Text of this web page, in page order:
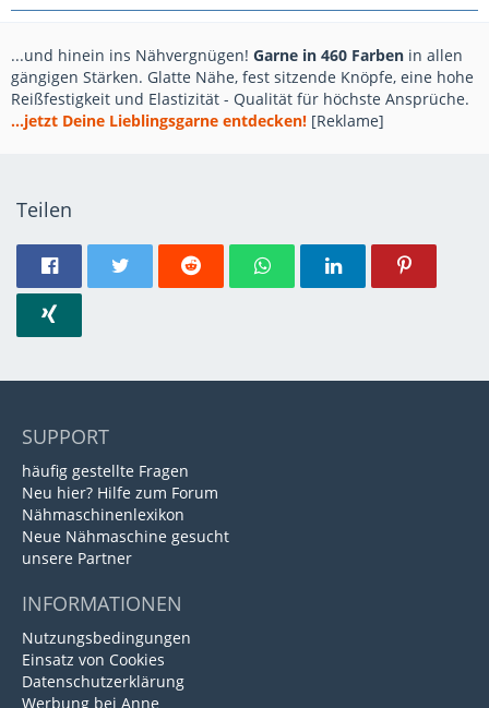
...und hinein ins Nähvergnügen! Garne in 460 Farben in allen
gängigen Stärken. Glatte Nähe, fest sitzende Knöpfe, eine hohe
Reißfestigkeit und Elastizität - Qualität für höchste Ansprüche.
...jetzt Deine Lieblingsgarne entdecken! [Reklame]
Teilen
SUPPORT
häufig gestellte Fragen
Neu hier? Hilfe zum Forum
Nähmaschinenlexikon
Neue Nähmaschine gesucht
unsere Partner
INFORMATIONEN
Nutzungsbedingungen
Einsatz von Cookies
Datenschutzerklärung
Werbung bei Anne